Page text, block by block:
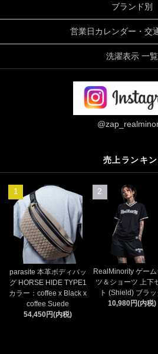
ブランド別
営業日カレンダー・交
洗濯表示 一覧
売上ランキ
1
parasite 本革ボディバッ
グ HORSE HIDE TYPE1
カラー：coffee x Black x
coffee Suede
54,450円(内税)
2
RealMinority ゲーム
ツ＆ショーツ 上下
ト (Shield) ブラッ
10,980円(内税)